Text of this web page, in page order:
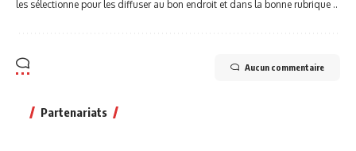
les sélectionne pour les diffuser au bon endroit et dans la bonne rubrique ..
Aucun commentaire
Partenariats